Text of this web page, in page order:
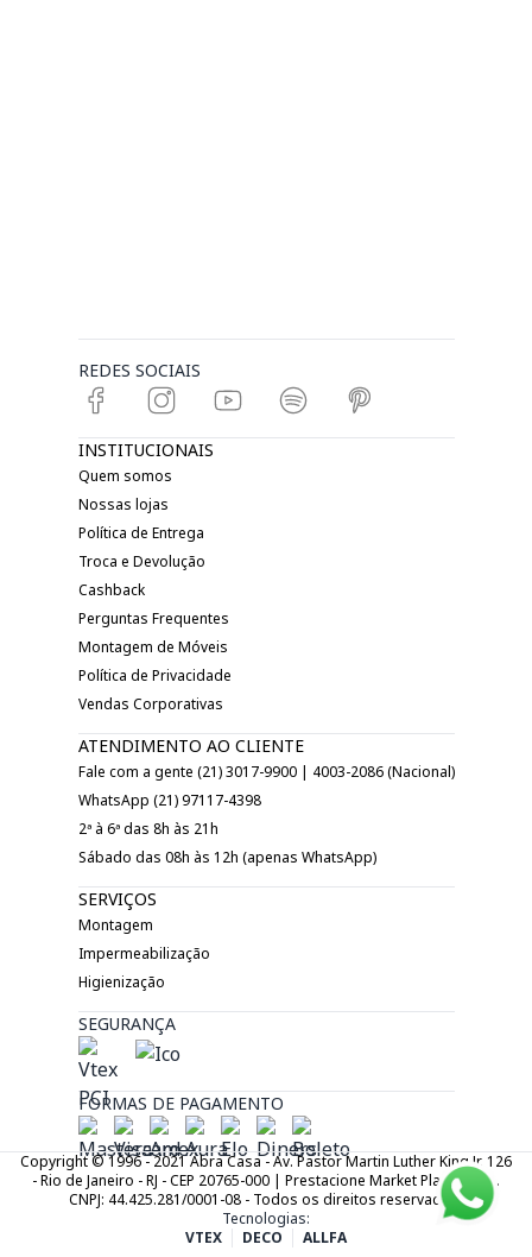
REDES SOCIAIS
INSTITUCIONAIS
Quem somos
Nossas lojas
Política de Entrega
Troca e Devolução
Cashback
Perguntas Frequentes
Montagem de Móveis
Política de Privacidade
Vendas Corporativas
ATENDIMENTO AO CLIENTE
Fale com a gente (21) 3017-9900 | 4003-2086 (Nacional)
WhatsApp (21) 97117-4398
2ª à 6ª das 8h às 21h
Sábado das 08h às 12h (apenas WhatsApp)
SERVIÇOS
Montagem
Impermeabilização
Higienização
SEGURANÇA
FORMAS DE PAGAMENTO
Copyright © 1996 - 2021 Abra Casa - Av. Pastor Martin Luther King Jr. 126
- Rio de Janeiro - RJ - CEP 20765-000 | Prestacione Market Place LTDA.
CNPJ: 44.425.281/0001-08 - Todos os direitos reservados.
Tecnologias:
VTEX
DECO ALLFA